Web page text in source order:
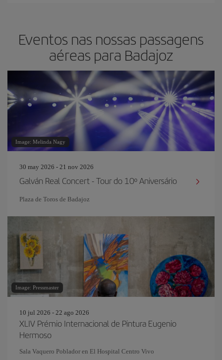
Eventos nas nossas passagens
aéreas para Badajoz
Image: Melinda Nagy
30 may 2026 - 21 nov 2026
Galván Real Concert - Tour do 10º Aniversário
Plaza de Toros de Badajoz
Image: Pressmaster
10 jul 2026 - 22 ago 2026
XLIV Prémio Internacional de Pintura Eugenio
Hermoso
Sala Vaquero Poblador en El Hospital Centro Vivo